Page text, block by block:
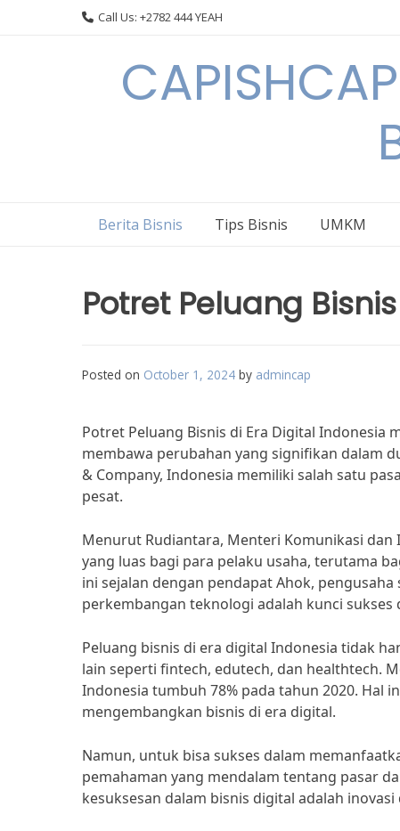
Call Us: +2782 444 YEAH
Berita Bisnis Tips Bisnis UMKM
Potret Peluang
Posted on October 1, 2024 by admincap
Potret Peluang Bisnis di Era Digital Indonesia
membawa perubahan yang signifikan dalam
& Company, Indonesia memiliki salah satu
pesat.
Menurut Rudiantara, Menteri Komunikasi
yang luas bagi para pelaku usaha, terutama
ini sejalan dengan pendapat Ahok,
perkembangan teknologi adalah kunci
Peluang bisnis di era digital Indonesia tidak
lain seperti fintech, edutech, dan healthtech.
Indonesia tumbuh 78% pada tahun 2020. Hal
mengembangkan bisnis di era digital.
Namun, untuk bisa sukses dalam
pemahaman yang mendalam tentang pasar
kesuksesan dalam bisnis digital adalah